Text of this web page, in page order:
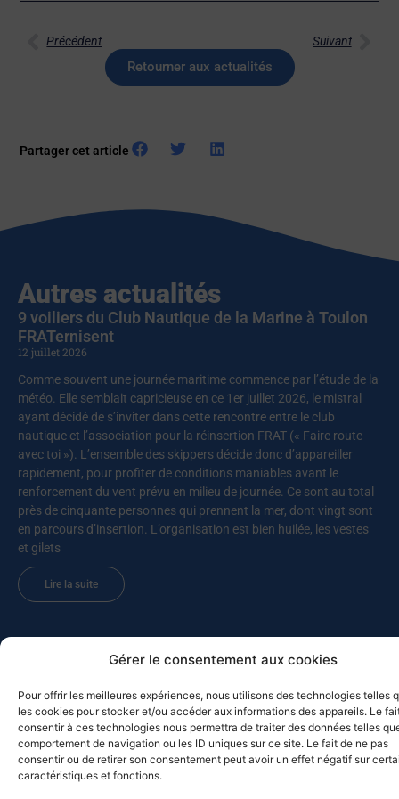
Gérer le consentement aux cookies
Pour offrir les meilleures expériences, nous utilisons des technologies telles
les cookies pour stocker et/ou accéder aux informations des appareils. Le
consentir à ces technologies nous permettra de traiter des données telles
comportement de navigation ou les ID uniques sur ce site. Le fait de ne pas
consentir ou de retirer son consentement peut avoir un effet négatif sur
caractéristiques et fonctions.
Précédent Suivant
Retourner aux actualités
Partager cet article
Autres actualités
9 voiliers du Club Nautique de la Marine à Toulon
FRATernisent
12 juillet 2026
Comme souvent une journée maritime commence par l’étude de la
météo. Elle semblait capricieuse en ce 1er juillet 2026, le mistral
ayant décidé de s’inviter dans cette rencontre entre le club
nautique et l’association pour la réinsertion FRAT (« Faire route
avec toi »). L’ensemble des skippers décide donc d’appareiller
rapidement, pour profiter de conditions maniables avant le
renforcement du vent prévu en milieu de journée. Ce sont au total
près de cinquante personnes qui prennent la mer, dont vingt sont
en parcours d’insertion. L’organisation est bien huilée, les vestes
et gilets
Lire la suite
MED-SOL-26 – Retour au port
Les bateaux participants à la Croisière du solstice 2026 de retour
à Toulon ? Pas vraiment, puisque deux d’entre eux, Chesapeake et
Celtic Legend, prolongent leur navigation. Chesapeake a quitté
Mahon pour Alghero (Sardaigne), avant de revenir vers
Castesardo et de rentrer par la Corse, alors que Celtic Legend a